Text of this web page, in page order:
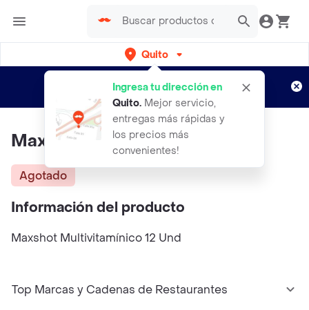
Quito
Ingresa tu dirección en
Quito. Mejor servicio,
entregas más rápidas y
los precios más
convenientes!
envíos gratis por semanas
Aplican TyC
Max Shot Multivitaminico
Agotado
Información del producto
Maxshot Multivitamínico 12 Und
Top Marcas y Cadenas de Restaurantes